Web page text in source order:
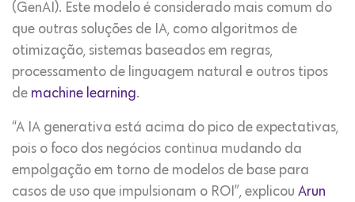
(GenAI). Este modelo é considerado mais comum do
que outras soluções de IA, como algoritmos de
otimização, sistemas baseados em regras,
processamento de linguagem natural e outros tipos
de machine learning.
“A IA generativa está acima do pico de expectativas,
pois o foco dos negócios continua mudando da
empolgação em torno de modelos de base para
casos de uso que impulsionam o ROI”, explicou Arun